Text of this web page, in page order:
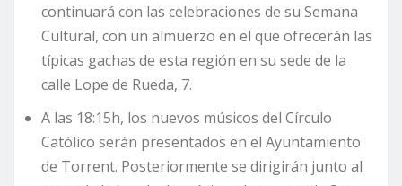
continuará con las celebraciones de su Semana
Cultural, con un almuerzo en el que ofrecerán las
típicas gachas de esta región en su sede de la
calle Lope de Rueda, 7.
A las 18:15h, los nuevos músicos del Círculo
Católico serán presentados en el Ayuntamiento
de Torrent. Posteriormente se dirigirán junto al